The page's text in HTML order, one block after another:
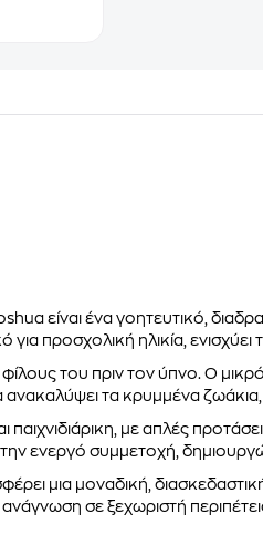
είναι ένα γοητευτικό,
για προσχολική ηλικία,
του πριν τον ύπνο. Ο
ανακαλύψει τα κρυμμένα
με απλές
ενεργό συμμετοχή,
μια μοναδική,
σε ξεχωριστή